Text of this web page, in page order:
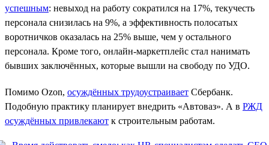
успешным: невыход на работу сократился на 17%, текучесть
персонала снизилась на 9%, а эффективность полосатых
воротничков оказалась на 25% выше, чем у остального
персонала. Кроме того, онлайн-маркетплейс стал нанимать
бывших заключённых, которые вышли на свободу по УДО.
Помимо Ozon, осуждённых трудоустраивает Сбербанк.
Подобную практику планирует внедрить «Автоваз». А в РЖД
осуждённых привлекают к строительным работам.